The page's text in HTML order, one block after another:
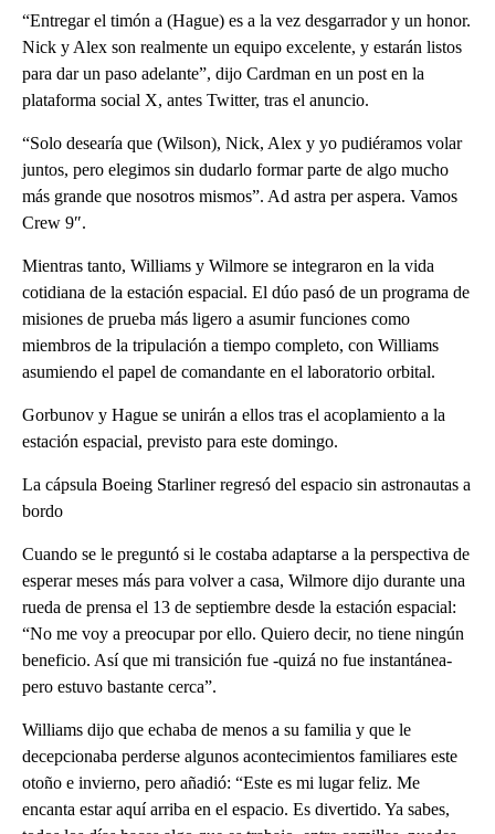
“Entregar el timón a (Hague) es a la vez desgarrador y un honor.
Nick y Alex son realmente un equipo excelente, y estarán listos
para dar un paso adelante”, dijo Cardman en un post en la
plataforma social X, antes Twitter, tras el anuncio.
“Solo desearía que (Wilson), Nick, Alex y yo pudiéramos volar
juntos, pero elegimos sin dudarlo formar parte de algo mucho
más grande que nosotros mismos”. Ad astra per aspera. Vamos
Crew 9″.
Mientras tanto, Williams y Wilmore se integraron en la vida
cotidiana de la estación espacial. El dúo pasó de un programa de
misiones de prueba más ligero a asumir funciones como
miembros de la tripulación a tiempo completo, con Williams
asumiendo el papel de comandante en el laboratorio orbital.
Gorbunov y Hague se unirán a ellos tras el acoplamiento a la
estación espacial, previsto para este domingo.
La cápsula Boeing Starliner regresó del espacio sin astronautas a
bordo
Cuando se le preguntó si le costaba adaptarse a la perspectiva de
esperar meses más para volver a casa, Wilmore dijo durante una
rueda de prensa el 13 de septiembre desde la estación espacial:
“No me voy a preocupar por ello. Quiero decir, no tiene ningún
beneficio. Así que mi transición fue -quizá no fue instantánea-
pero estuvo bastante cerca”.
Williams dijo que echaba de menos a su familia y que le
decepcionaba perderse algunos acontecimientos familiares este
otoño e invierno, pero añadió: “Este es mi lugar feliz. Me
encanta estar aquí arriba en el espacio. Es divertido. Ya sabes,